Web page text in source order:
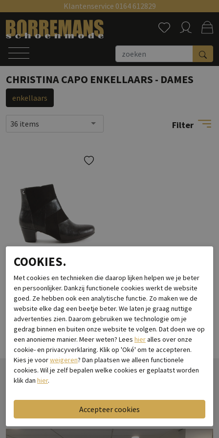
Klantenservice 0164 612829 Zoeken
CHRISTINA CAPO ENKELLAARS - DAMES
Filter
enkellaars
36 items
Christina Capo
31-21396-G-1010 NIssa
€ 159,95
BORREMANS SCHOENMODE
Maandag
13.00 - 18.00
COOKIES.
Met cookies en technieken die daarop lijken helpen we je beter
en persoonlijker. Dankzij functionele cookies werkt de website
goed. Ze hebben ook een analytische functie. Zo maken we de
website elke dag een beetje beter. We laten je graag nuttige
advertenties zien. Daarom gebruiken we technologie om je
gedrag binnen en buiten onze website te volgen. Dat doen we op
een anonieme manier. Meer weten? Lees hieralles over onze
cookie- en privacyverklaring. Klik op 'Oké' om te accepteren.
Kies je voorweigeren? Dan plaatsen we alleen functionele
cookies. Wil je zelf bepalen welke cookies er geplaatst worden
klik dan hier.